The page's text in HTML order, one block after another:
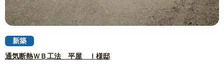
新築
通気断熱ＷＢ工法 平屋 Ｉ様邸